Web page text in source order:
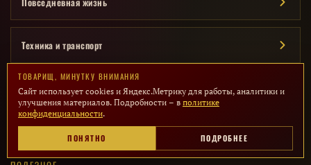
Техника и транспорт
Фото и видео
ТОВАРИЩ, МИНУТКУ ВНИМАНИЯ
Сайт использует cookies и Яндекс.Метрику для работы, аналитики и
улучшения материалов. Подробности – в политике
конфиденциальности.
ПОНЯТНО ПОДРОБНЕЕ